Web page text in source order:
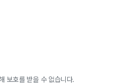
보호를 받을 수 없습니다.